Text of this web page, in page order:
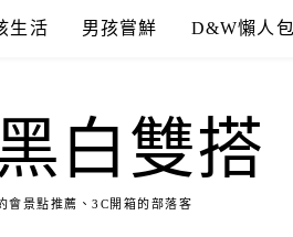
生活 男孩嘗鮮 D&W懶人
白雙搭
會景點推薦、3C開箱的部落客